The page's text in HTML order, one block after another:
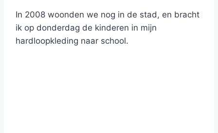
In 2008 woonden we nog in de stad, en bracht
ik op donderdag de kinderen in mijn
hardloopkleding naar school.